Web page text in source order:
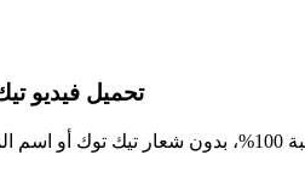
تحميل فيديو